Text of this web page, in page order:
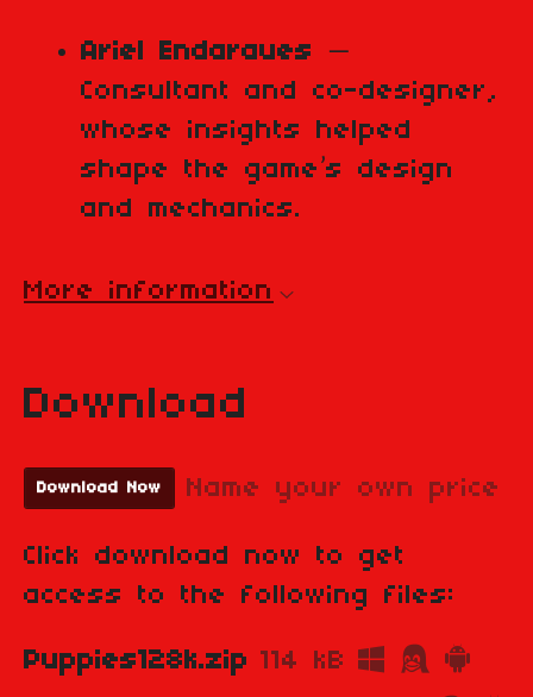
Ariel Endaraues —
Consultant and co-designer,
whose insights helped
shape the game’s design
and mechanics.
More information
Download
Download Now Name your own price
Click download now to get
access to the following files:
Puppies128k.zip 114 kB